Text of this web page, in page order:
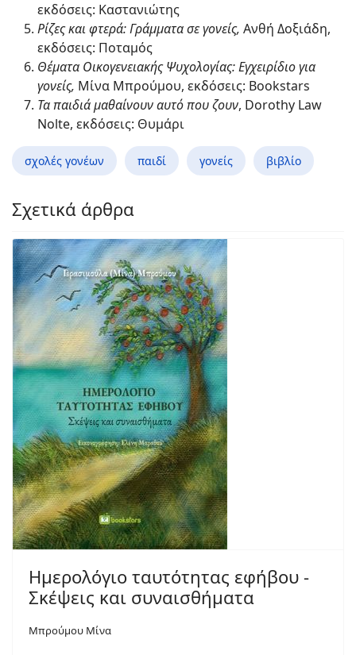
εκδόσεις: Καστανιώτης
Ρίζες και φτερά: Γράμματα σε γονείς, Ανθή Δοξιάδη,
εκδόσεις: Ποταμός
Θέματα Οικογενειακής Ψυχολογίας: Εγχειρίδιο για
γονείς, Μίνα Μπρούμου, εκδόσεις: Bookstars
Τα παιδιά μαθαίνουν αυτό που ζουν, Dorothy Law
Nolte, εκδόσεις: Θυμάρι
σχολές γονέων παιδί γονείς βιβλίο
Σχετικά άρθρα
Ημερολόγιο ταυτότητας εφήβου -
Σκέψεις και συναισθήματα
Μπρούμου Μίνα